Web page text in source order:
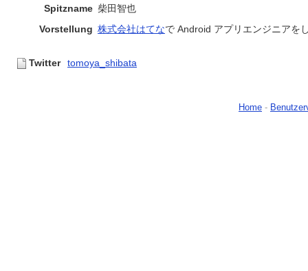
Spitzname 柴田智也
Vorstellung 株式会社はてなで Android アプリエンジニアを
Twitter tomoya_shibata
Home -